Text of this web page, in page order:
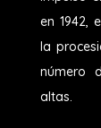
en 1942,
la
número
altas.